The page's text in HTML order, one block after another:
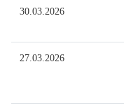
30.03.2026
27.03.2026